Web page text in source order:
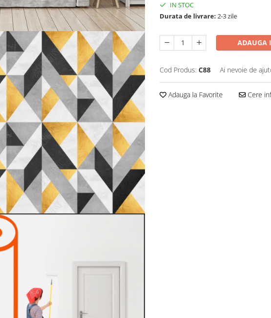
IN STOC
Durata de livrare: 2-3 zile
ADAUGA
Cod Produs: C88 Ai nevoie de
Adauga la Favorite Cere